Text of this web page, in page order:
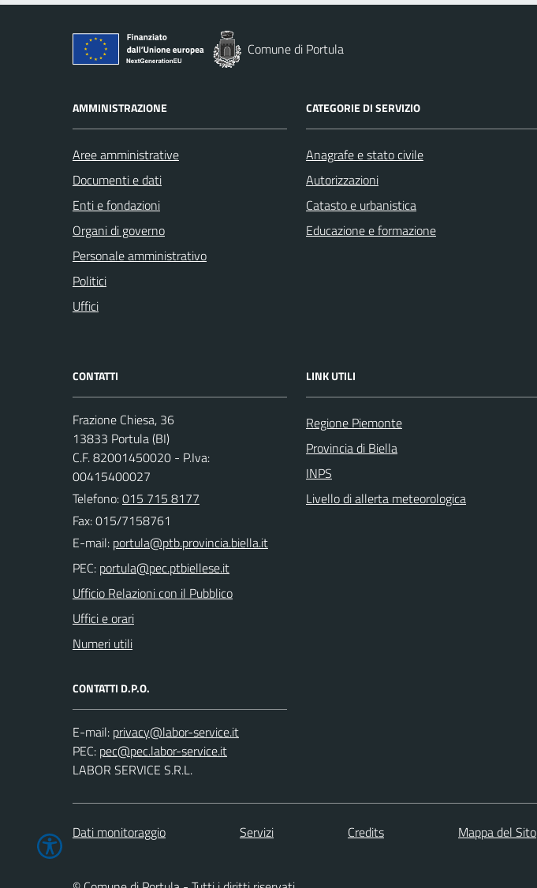
Comune di Portula
AMMINISTRAZIONE
Aree amministrative
Documenti e dati
Enti e fondazioni
Organi di governo
Personale amministrativo
Politici
Uffici
CATEGORIE DI SERVIZIO
Anagrafe e stato civile
Autorizzazioni
Catasto e urbanistica
Educazione e formazione
CONTATTI
Frazione Chiesa, 36
13833 Portula (BI)
C.F. 82001450020 - P.Iva:
00415400027
Telefono:015 715 8177
Fax: 015/7158761
E-mail:
PEC:
Ufficio Relazioni con il Pubblico
Uffici e orari
Numeri utili
CONTATTI D.P.O.
E-mail:
PEC:
LABOR SERVICE S.R.L.
LINK UTILI
Regione Piemonte
Provincia di Biella
INPS
Livello di allerta meteorologica
Dati monitoraggio Servizi Credits Mappa del Sito